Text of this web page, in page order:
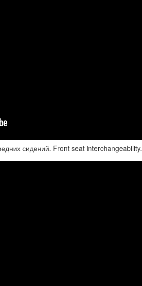
сидений. Front seat interchangeability.